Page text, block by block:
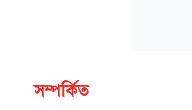
সম্পর্কিত